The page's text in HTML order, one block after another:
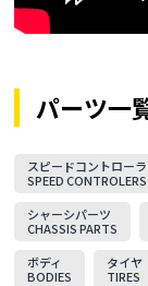
パーツ一
スピードコントロー
SPEED CONTROLERS
シャーシパーツ
CHASSIS PARTS
ボディ
BODIES
タイヤ
TIRES